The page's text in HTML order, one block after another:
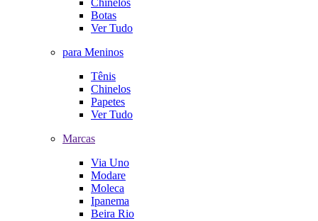
Botas
Ver Tudo
para Meninos
Tênis
Chinelos
Papetes
Ver Tudo
Marcas
Via Uno
Modare
Moleca
Ipanema
Beira Rio